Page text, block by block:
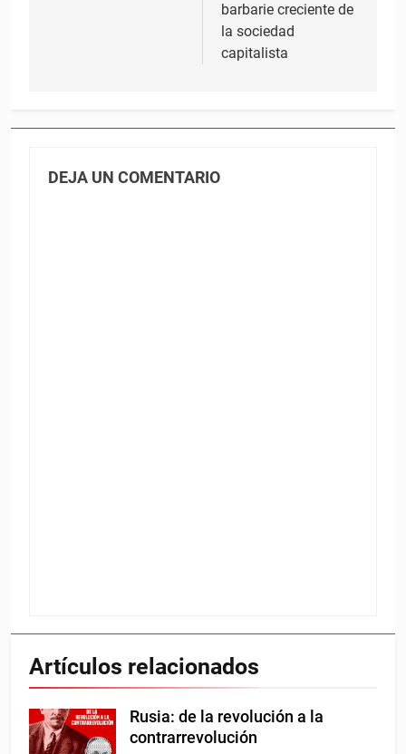
barbarie creciente de
la sociedad
capitalista
DEJA UN COMENTARIO
Artículos relacionados
Rusia: de la revolución a la
contrarrevolución